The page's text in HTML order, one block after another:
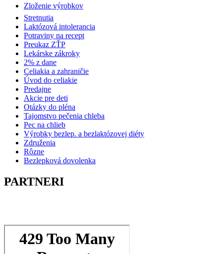
Zloženie výrobkov
Stretnutia
Laktózová intolerancia
Potraviny na recept
Preukaz ZŤP
Lekárske zákroky
2% z dane
Celiakia a zahraničie
Úvod do celiakie
Predajne
Akcie pre deti
Otázky do pléna
Tajomstvo pečenia chleba
Pec na chlieb
Výrobky bezlep. a bezlaktózovej diéty
Združenia
Rôzne
Bezlepková dovolenka
PARTNERI